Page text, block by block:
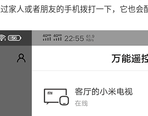
家人或者朋友的手机拨打一下，它也会